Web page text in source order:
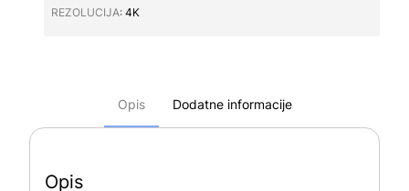
REZOLUCIJA∶ 4K
Opis Dodatne informacije
Opis